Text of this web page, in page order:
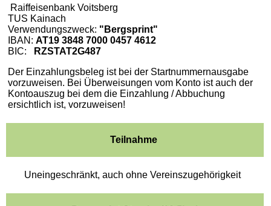
Raiffeisenbank Voitsberg
TUS Kainach
Verwendungszweck: "Bergsprint"
IBAN: AT19 3848 7000 0457 4612
BIC:
RZSTAT2G487
Der Einzahlungsbeleg ist bei der Startnummernausgabe
vorzuweisen. Bei Überweisungen vom Konto ist auch der
Kontoauszug bei dem die Einzahlung / Abbuchung
ersichtlich ist, vorzuweisen!
Teilnahme
Uneingeschränkt, auch ohne Vereinszugehörigkeit